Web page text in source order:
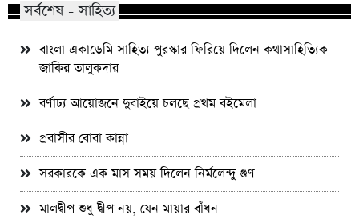
সর্বশেষ - সাহিত্য
বাংলা একাডেমি সাহিত্য পুরস্কার ফিরিয়ে দিলেন কথাসাহিত্যিক
জাকির তালুকদার
বর্ণাঢ্য আয়োজনে দুবাইয়ে চলছে প্রথম বইমেলা
প্রবাসীর বোবা কান্না
সরকারকে এক মাস সময় দিলেন নির্মলেন্দু গুণ
মালদ্বীপ শুধু দ্বীপ নয়, যেন মায়ার বাঁধন